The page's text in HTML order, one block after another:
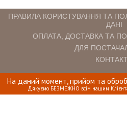
На даний момент, прийом та
Дякуємо БЕЗМЕЖНО всім нашим
ПРАВИЛА КОРИСТУВАННЯ ТА
ДАНІ
ОПЛАТА, ДОСТАВКА ТА
ДЛЯ
INTERIOMANIA © 2018.